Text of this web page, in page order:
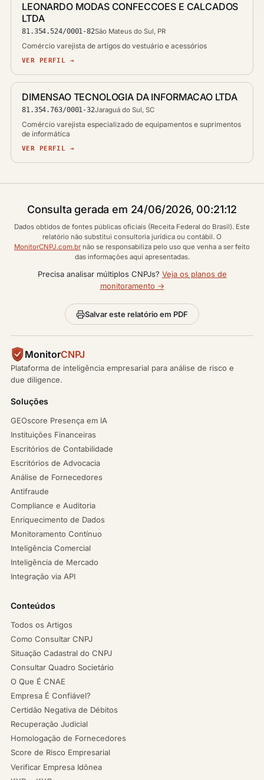
LEONARDO MODAS CONFECCOES E CALCADOS
LTDA
81.354.524/0001-82São Mateus do Sul, PR
Comércio varejista de artigos do vestuário e acessórios
VER PERFIL →
DIMENSAO TECNOLOGIA DA INFORMACAO LTDA
81.354.763/0001-32Jaraguá do Sul, SC
Comércio varejista especializado de equipamentos e suprimentos
de informática
VER PERFIL →
Consulta gerada em 24/06/2026, 00:21:12
Dados obtidos de fontes públicas oficiais (Receita Federal do Brasil). Este
relatório não substitui consultoria jurídica ou contábil. O
MonitorCNPJ.com.br não se responsabiliza pelo uso que venha a ser feito
das informações aqui apresentadas.
Precisa analisar múltiplos CNPJs? Veja os planos de
monitoramento →
Salvar este relatório em PDF
MonitorCNPJ
Plataforma de inteligência empresarial para análise de risco e
due diligence.
Soluções
GEOscore Presença em IA
Instituições Financeiras
Escritórios de Contabilidade
Escritórios de Advocacia
Análise de Fornecedores
Antifraude
Compliance e Auditoria
Enriquecimento de Dados
Monitoramento Contínuo
Inteligência Comercial
Inteligência de Mercado
Integração via API
Conteúdos
Todos os Artigos
Como Consultar CNPJ
Situação Cadastral do CNPJ
Consultar Quadro Societário
O Que É CNAE
Empresa É Confiável?
Certidão Negativa de Débitos
Recuperação Judicial
Homologação de Fornecedores
Score de Risco Empresarial
Verificar Empresa Idônea